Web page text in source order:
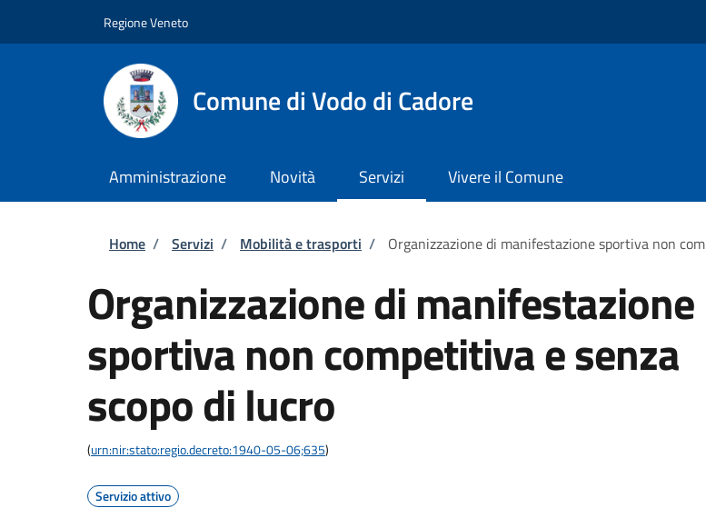
Regione Veneto
Comune di Vodo di Cadore
Amministrazione Novità Servizi Vivere il Comune
Briciole di pane
Home / Servizi / Mobilità e trasporti / Organizzazione di manifestazione sportiva non
Organizzazione di manifestazione
sportiva non competitiva e senza
scopo di lucro
(urn:nir:stato:regio.decreto:1940-05-06;635)
Servizio attivo